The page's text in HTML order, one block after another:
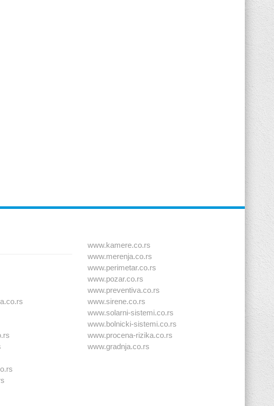
www.kamere.co.rs
www.merenja.co.rs
www.perimetar.co.rs
www.pozar.co.rs
www.preventiva.co.rs
www.sirene.co.rs
www.solarni-sistemi.co.rs
www.bolnicki-sistemi.co.rs
www.procena-rizika.co.rs
www.gradnja.co.rs